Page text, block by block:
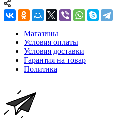
Магазины
Условия оплаты
Условия доставки
Гарантия на товар
Политика